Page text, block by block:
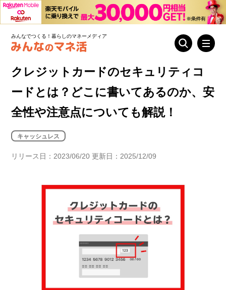
みんなでつくる！暮らしのマネーメディア
クレジットカードのセキュリティコ
ードとは？どこに書いてあるのか、安
全性や注意点についても解説！
キャッシュレス
リリース日：2023/06/20 更新日：2025/12/09